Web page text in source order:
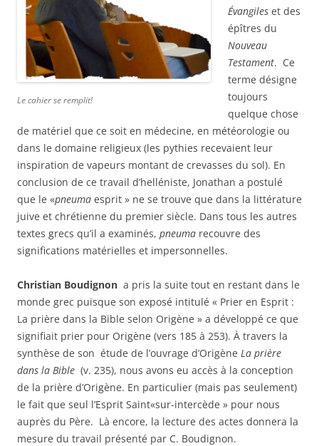
Le cahier se remplit!
Évangiles et des
épîtres du
Nouveau
Testament. Ce
terme désigne
toujours
quelque chose
de matériel que ce soit en médecine, en météorologie ou
dans le domaine religieux (les pythies recevaient leur
inspiration de vapeurs montant de crevasses du sol). En
conclusion de ce travail d’helléniste, Jonathan a postulé
que le «pneuma esprit » ne se trouve que dans la littérature
juive et chrétienne du premier siècle. Dans tous les autres
textes grecs qu’il a examinés, pneuma recouvre des
significations matérielles et impersonnelles.
Christian Boudignon a pris la suite tout en restant dans le
monde grec puisque son exposé intitulé « Prier en Esprit :
La prière dans la Bible selon Origène » a développé ce que
signifiait prier pour Origène (vers 185 à 253). À travers la
synthèse de son étude de l’ouvrage d’Origène La prière
dans la Bible (v. 235), nous avons eu accès à la conception
de la prière d’Origène. En particulier (mais pas seulement)
le fait que seul l’Esprit Saint«sur-intercède » pour nous
auprès du Père. Là encore, la lecture des actes donnera la
mesure du travail présenté par C. Boudignon.